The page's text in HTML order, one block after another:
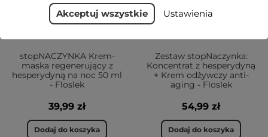
stopNACZYNKA Krem-
maska regenerujący z
hesperydyną na noc 50 ml
- Floslek
39,99 zł
Dodaj do koszyka
Zestaw stopNaczynka:
Koncentrat z hesperydyną
+ Krem odżywczy anti-
aging - Floslek
54,99 zł
Dodaj do koszyka
Akceptuj wszystkie Ustawienia